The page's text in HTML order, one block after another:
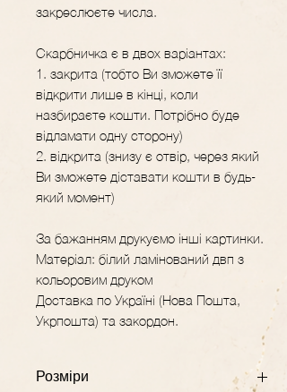
закреслюєте числа.
Скарбничка є в двох варіантах:
1. закрита (тобто Ви зможете її
відкрити лише в кінці, коли
назбираєте кошти. Потрібно буде
відламати одну сторону)
2. відкрита (знизу є отвір, через який
Ви зможете діставати кошти в будь-
який момент)
За бажанням друкуємо інші картинки.
Матеріал: білий ламінований двп з
кольоровим друком
Доставка по Україні (Нова Пошта,
Укрпошта) та закордон.
Розміри